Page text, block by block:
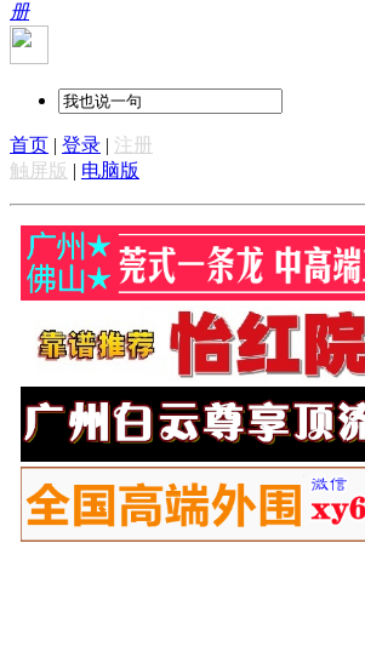
册
首页 | 登录 | 注册
触屏版 | 电脑版